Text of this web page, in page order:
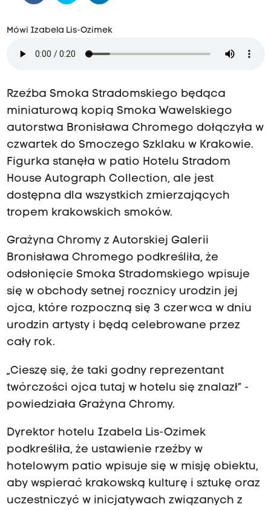
Mówi Izabela Lis-Ozimek
Rzeźba Smoka Stradomskiego będąca
miniaturową kopią Smoka Wawelskiego
autorstwa Bronisława Chromego dołączyła w
czwartek do Smoczego Szklaku w Krakowie.
Figurka stanęła w patio Hotelu Stradom
House Autograph Collection, ale jest
dostępna dla wszystkich zmierzających
tropem krakowskich smoków.
Grażyna Chromy z Autorskiej Galerii
Bronisława Chromego podkreśliła, że
odsłonięcie Smoka Stradomskiego wpisuje
się w obchody setnej rocznicy urodzin jej
ojca, które rozpoczną się 3 czerwca w dniu
urodzin artysty i będą celebrowane przez
cały rok.
„Cieszę się, że taki godny reprezentant
twórczości ojca tutaj w hotelu się znalazł” -
powiedziała Grażyna Chromy.
Dyrektor hotelu Izabela Lis-Ozimek
podkreśliła, że ustawienie rzeźby w
hotelowym patio wpisuje się w misję obiektu,
aby wspierać krakowską kulturę i sztukę oraz
uczestniczyć w inicjatywach związanych z